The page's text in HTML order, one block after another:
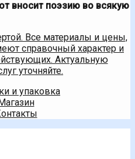
вносит поэзию во всякую
Все материалы и цены,
справочный характер и
Актуальную
уточняйте.
и упаковка